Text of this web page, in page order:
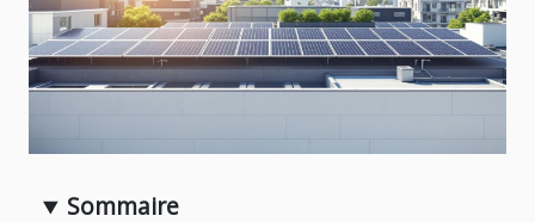
Sommaire